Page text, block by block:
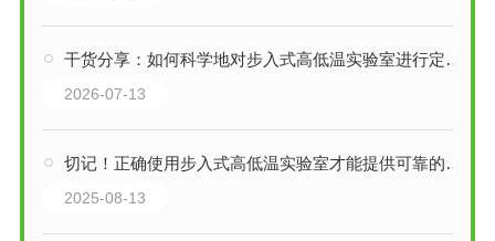
干货分享：如何科学地对步入式高低温实验室进行定期维护保养
2026-07-13
切记！正确使用步入式高低温实验室才能提供可靠的数据支持
2025-08-13